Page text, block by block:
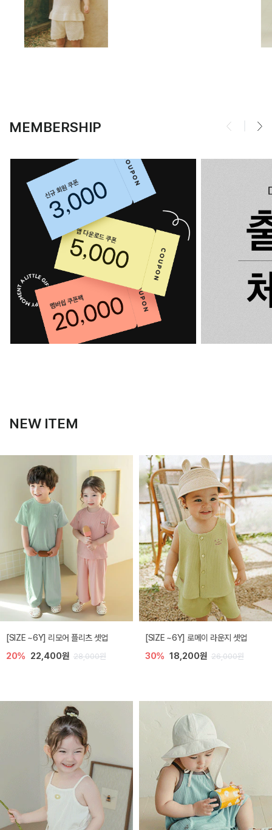
MEMBERSHIP
NEW ITEM
[SIZE ~6Y] 리모어 플리츠 셋업
20% 22,400원 28,000원
[SIZE ~6Y] 로메이 라운지 셋업
30% 18,200원 26,000원